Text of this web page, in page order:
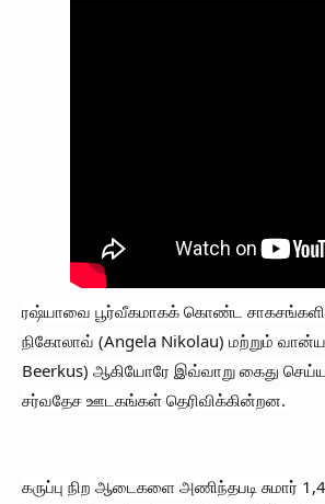
ரஷ்யாவை பூர்வீகமாகக் கொண்ட
நிகோலாவ் (Angela Nikolau) மற்றும்
Beerkus) ஆகியோரே இவ்வாறு கைது
சர்வதேச ஊடகங்கள் தெரிவிக்கின்றன.
கருப்பு நிற ஆடைகளை அணிந்தபடி சுமார்